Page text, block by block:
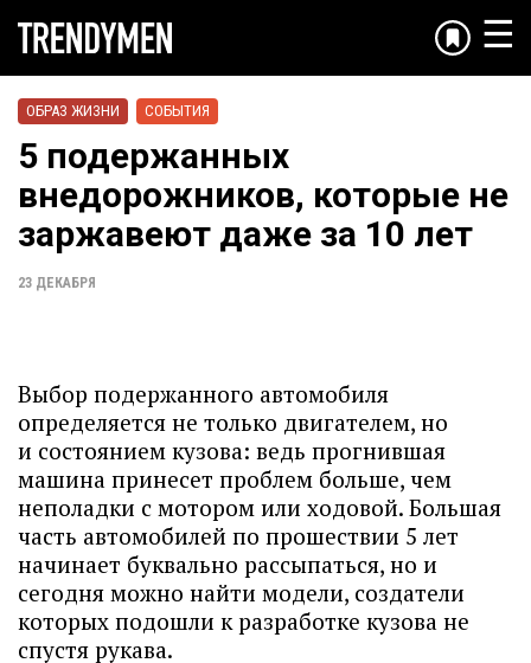
☰
ОБРАЗ ЖИЗНИ СОБЫТИЯ
5 подержанных
внедорожников, которые не
заржавеют даже за 10 лет
23 ДЕКАБРЯ
Выбор подержанного автомобиля
определяется не только двигателем, но
и состоянием кузова: ведь прогнившая
машина принесет проблем больше, чем
неполадки с мотором или ходовой. Большая
часть автомобилей по прошествии 5 лет
начинает буквально рассыпаться, но и
сегодня можно найти модели, создатели
которых подошли к разработке кузова не
спустя рукава.